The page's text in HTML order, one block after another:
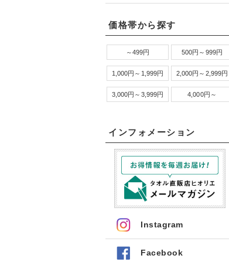
価格帯から探す
～499円 500円～999円
1,000円～1,999円 2,000円～2,999円
3,000円～3,999円 4,000円～
インフォメーション
Instagram
Facebook